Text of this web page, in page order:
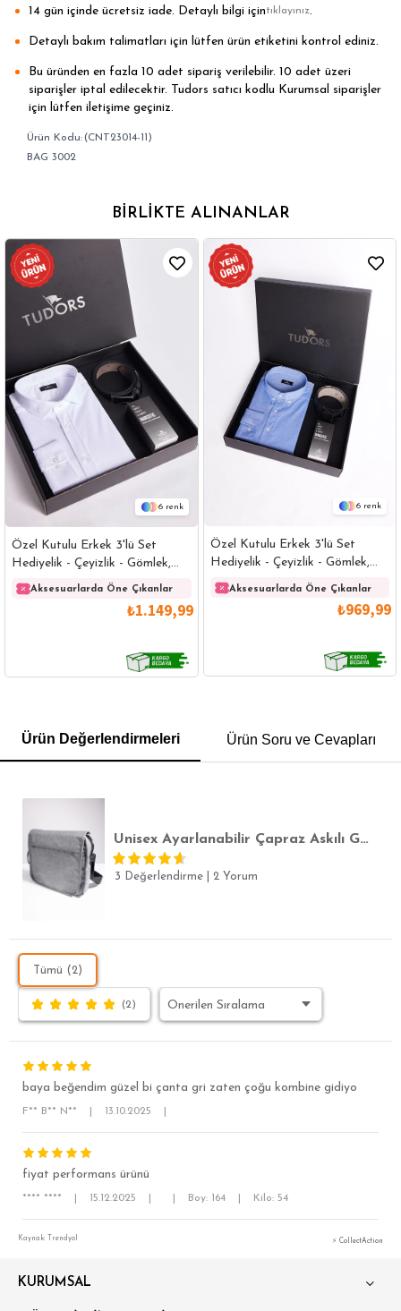
14 gün içinde ücretsiz iade. Detaylı bilgi içintıklayınız.
Detaylı bakım talimatları için lütfen ürün etiketini kontrol ediniz.
Bu üründen en fazla 10 adet sipariş verilebilir. 10 adet üzeri
siparişler iptal edilecektir. Tudors satıcı kodlu Kurumsal siparişler
için lütfen iletişime geçiniz.
(CNT23014-11)
BAG 3002
BIRLIKTE ALINANLAR
6
Özel Kutulu Erkek 3'lü Set
Hediyelik - Çeyizlik - Gömlek,
Parfüm Ve Kemer Seti
Aksesuarlarda Öne Çıkanlar
₺1.149,99
6
Özel Kutulu Erkek 3'lü Set
Hediyelik - Çeyizlik - Gömlek,
Parfüm Ve Kemer Seti
Aksesuarlarda Öne Çıkanlar
₺969,99
POLO YAKA T-SHIRT KEMER BOXER
Ürün Değerlendirmeleri Ürün Soru ve Cevapları
Unisex Ayarlanabilir Çapraz Askılı Gri Postacı Omuz Çantası
3 Değerlendirme 2 Yorum
Tümü (2)
(2)
baya beğendim güzel bi çanta gri zaten çoğu kombine gidiyo
F** B** N** 13.10.2025
fiyat performans ürünü
**** **** 15.12.2025 Boy: 164 Kilo: 54
Kaynak: Trendyol ⚡ CollectAction
KURUMSAL